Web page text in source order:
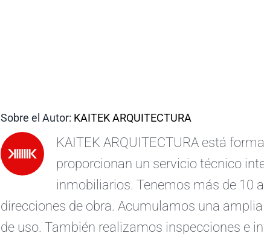
Sobre el Autor: KAITEK ARQUITECTURA
KAITEK ARQUITECTURA está
proporcionan un servicio técnico
inmobiliarios. Tenemos más de 10
direcciones de obra. Acumulamos una
de uso. También realizamos inspecciones e